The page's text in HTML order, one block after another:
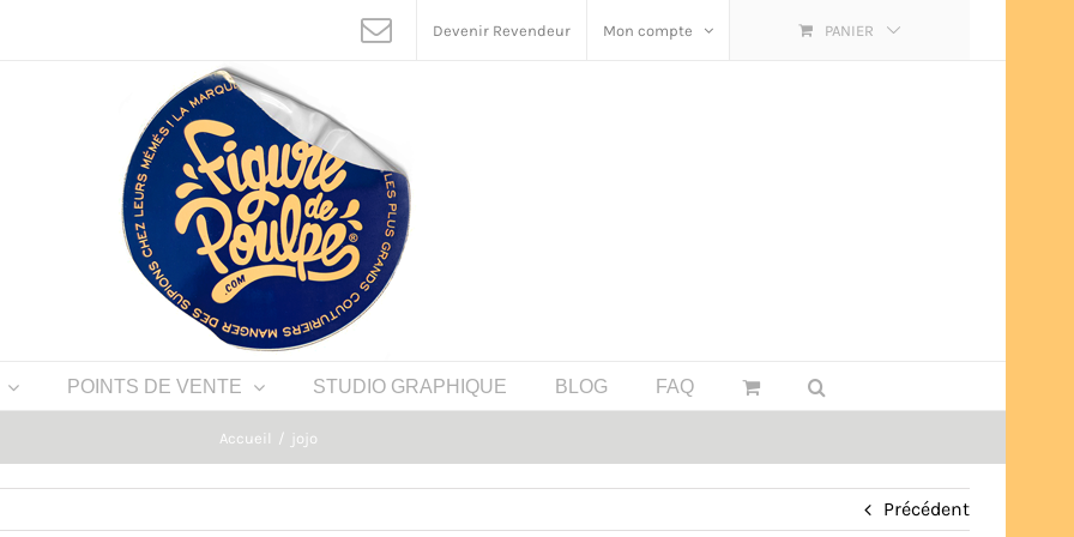
Devenir Revendeur Mon compte PANIER
POINTS DE VENTE STUDIO GRAPHIQUE BLOG FAQ
Accueil jojo
Précédent